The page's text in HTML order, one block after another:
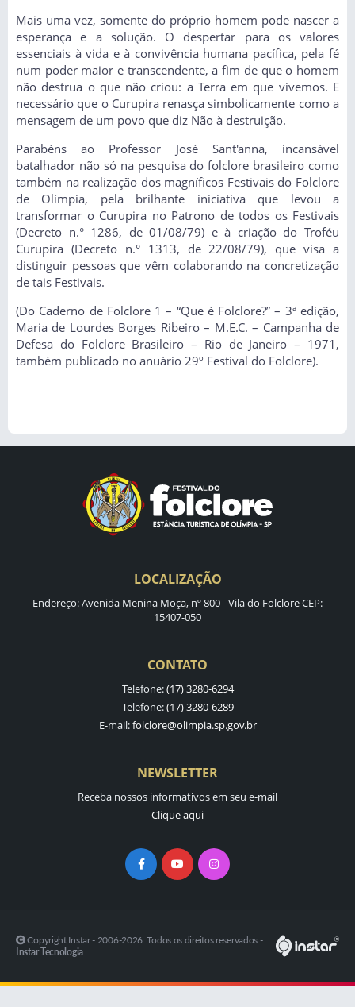
Mais uma vez, somente do próprio homem pode nascer a
esperança e a solução. O despertar para os valores
essenciais à vida e à convivência humana pacífica, pela fé
num poder maior e transcendente, a fim de que o homem
não destrua o que não criou: a Terra em que vivemos. E
necessário que o Curupira renasça simbolicamente como a
mensagem de um povo que diz Não à destruição.
Parabéns ao Professor José Sant'anna, incansável
batalhador não só na pesquisa do folclore brasileiro como
também na realização dos magníficos Festivais do Folclore
de Olímpia, pela brilhante iniciativa que levou a
transformar o Curupira no Patrono de todos os Festivais
(Decreto n.° 1286, de 01/08/79) e à criação do Troféu
Curupira (Decreto n.° 1313, de 22/08/79), que visa a
distinguir pessoas que vêm colaborando na concretização
de tais Festivais.
(Do Caderno de Folclore 1 – “Que é Folclore?” – 3ª edição,
Maria de Lourdes Borges Ribeiro – M.E.C. – Campanha de
Defesa do Folclore Brasileiro – Rio de Janeiro – 1971,
também publicado no anuário 29º Festival do Folclore).
LOCALIZAÇÃO
Endereço: Avenida Menina Moça, nº 800 - Vila do Folclore CEP:
15407-050
CONTATO
Telefone:(17) 3280-6294
Telefone:(17) 3280-6289
E-mail:folclore@olimpia.sp.gov.br
NEWSLETTER
Receba nossos informativos em seu e-mail
Clique aqui
Copyright Instar - 2006-2026. Todos os direitos reservados -
Instar Tecnologia